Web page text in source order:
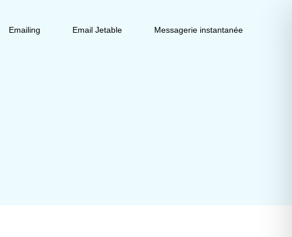
Emailing Email Jetable Messagerie instantanée